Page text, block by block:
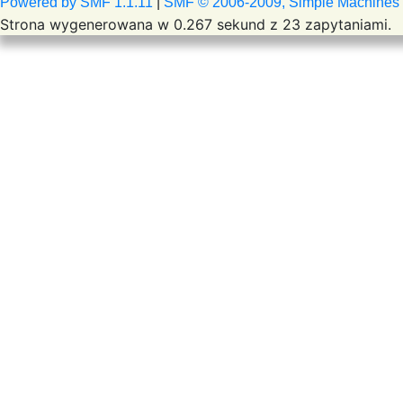
Strona wygenerowana w 0.267 sekund z 23 zapytaniami.